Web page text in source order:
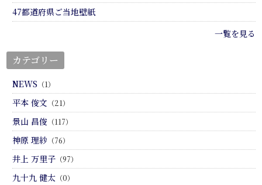
47都道府県ご当地壁紙
一覧を見る
カテゴリー
NEWS （1）
平本 俊文 （21）
景山 昌俊 （117）
神原 理紗 （76）
井上 万里子 （97）
九十九 健太 （0）